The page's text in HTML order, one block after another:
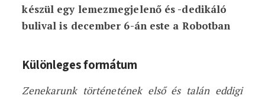
készül egy lemezmegjelenő és -dedikáló
bulival is december 6-án este a Robotban
Különleges formátum
Zenekarunk történetének első és talán eddigi